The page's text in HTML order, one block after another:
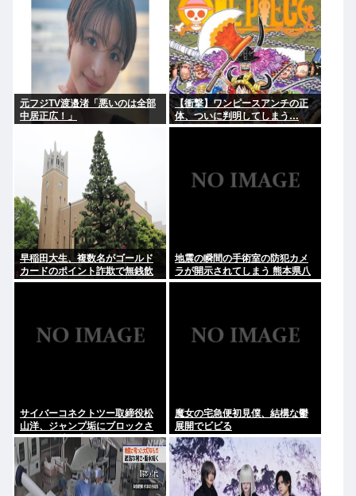
元フジTV渡邉渚「悪いのは全部
中居正広！」
【衝撃】ワンピースアンチの正
体、ついに判明してしまう…
早稲田大生、複数名がゴールド
カードのポイント詐欺で無銭飲
食
地震の瞬間の手術室の防犯カメ
ラが開示されてしまう 熊本県八
代
サイバーコネクトツー取締役松
山洋、ジャンプ垢にブロックさ
れてお気持ち表明。何かあった
らまず晒す！これが令和のレス
バや！
魔女の宅急便初見僕、結構な鬱
展開でビビる